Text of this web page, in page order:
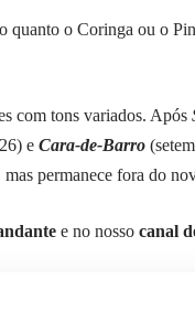
quanto o Coringa ou o
com tons variados. Após
e Cara-de-Barro
permanece fora do
e no nosso canal